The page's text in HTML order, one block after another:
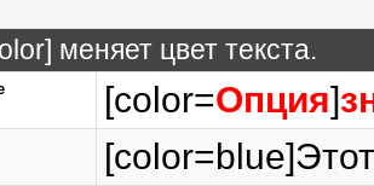
меняет цвет текста.
[color=Опция]